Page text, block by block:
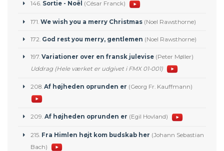
146. Sortie - Noël (César Franck)
171. We wish you a merry Christmas(Noel Rawsthorne)
172. God rest you merry, gentlemen (Noel Rawsthorne)
197. Variationer over en fransk julevise(Peter Møller)
Uddrag (Hele værket er udgivet i FMX 01-001)
208. Af højheden oprunden er (Georg Fr. Kauffmann)
209. Af højheden oprunden er (Egil Hovland)
215. Fra Himlen højt kom budskab her (Johann Sebastian
Bach)